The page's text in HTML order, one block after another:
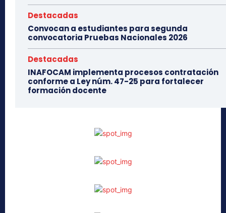
Destacadas
Convocan a estudiantes para segunda
convocatoria Pruebas Nacionales 2026
Destacadas
INAFOCAM implementa procesos contratación
conforme a Ley núm. 47-25 para fortalecer
formación docente